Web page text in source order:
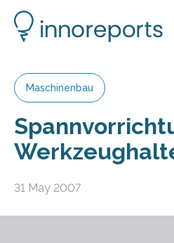
Maschinenbau
31 May 2007